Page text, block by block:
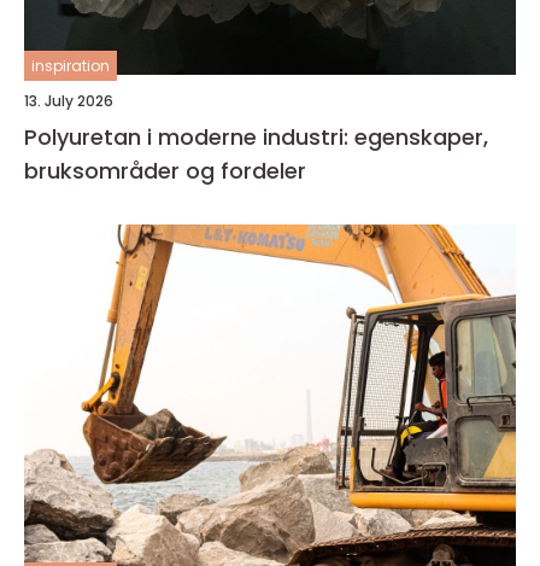
inspiration
13. July 2026
Polyuretan i moderne industri: egenskaper,
bruksområder og fordeler